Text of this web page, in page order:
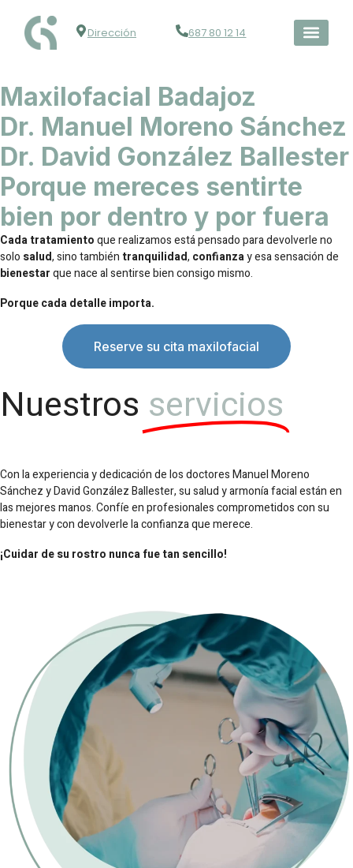
Dirección 687 80 12 14
Maxilofacial Badajoz
Dr. Manuel Moreno Sánchez
Dr. David González Ballester
Porque mereces sentirte
bien por dentro y por fuera
Cada tratamientoque realizamos está pensado para devolverle no
solo salud, sino también tranquilidad, confianzay esa sensación de
bienestarque nace al sentirse bien consigo mismo.
Porque cada detalle importa.
Reserve su cita maxilofacial
Nuestros servicios
Con la experiencia y dedicación de los doctores Manuel Moreno
Sánchez y David González Ballester, su salud y armonía facial están en
las mejores manos. Confíe en profesionales comprometidos con su
bienestar y con devolverle la confianza que merece.
¡Cuidar de su rostro nunca fue tan sencillo!